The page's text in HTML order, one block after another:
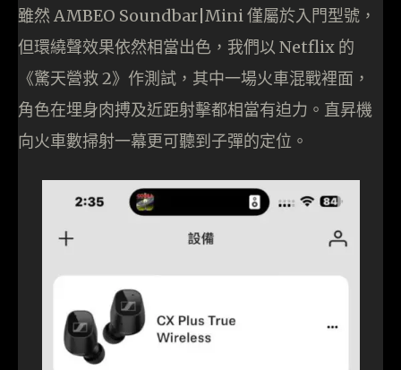
雖然 AMBEO Soundbar|Mini 僅屬於入門型號，
但環繞聲效果依然相當出色，我們以 Netflix 的
《驚天營救 2》作測試，其中一場火車混戰裡面，
角色在埋身肉搏及近距射擊都相當有迫力。直昇機
向火車數掃射一幕更可聽到子彈的定位。